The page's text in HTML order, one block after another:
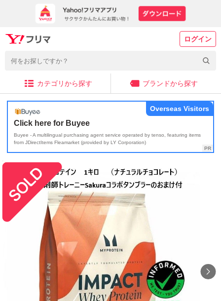
ログイン
カテゴリから探す ブランドから探す
Click here for Buyee
Buyee - A multilingual purchasing agent service operated by tenso, featuring items
from JDirectItems Fleamarket (provided by LY Corporation)
Overseas Visitors